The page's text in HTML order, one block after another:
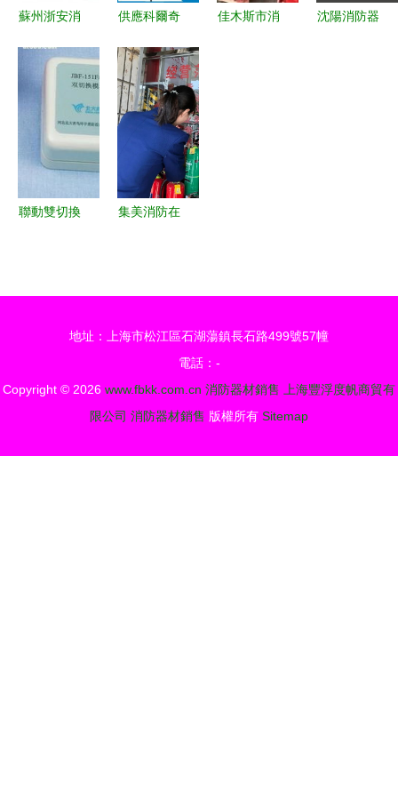
設施
蘇州浙安消
全方位消防
設備產品列
表與專業消
防器材銷售
服務
供應科爾奇
壓縮機
MCH6 ET
江蘇海蛟潛
水裝備銷售
部，專業消
防器材銷售
佳木斯市消
沈陽消防器
聯動雙切換
廣州增城崇
經營部熱賣
集美消防在
地址：上海市松江區石湖蕩鎮長石路499號57幢
電話：-
Copyright © 2026 www.fbkk.com.cn 消防器材銷售
上海豐浮度帆商貿有
限公司 消防器材銷售 版權所有 Sitemap